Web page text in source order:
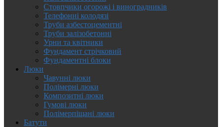
Стовпчики огорожі і виноградників
Телефонні колодязі
Труби азбестоцементні
Труби залізобетонні
Урни та квітники
Фундамент стрічковий
Фундаментні блоки
Люки
Чавунні люки
Полімерні люки
Композитні люки
Гумові люки
Полімерпіщані люки
Батути